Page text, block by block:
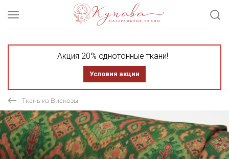
Акция 20% однотонные ткани!
Условия акции
Ткань из Вискозы